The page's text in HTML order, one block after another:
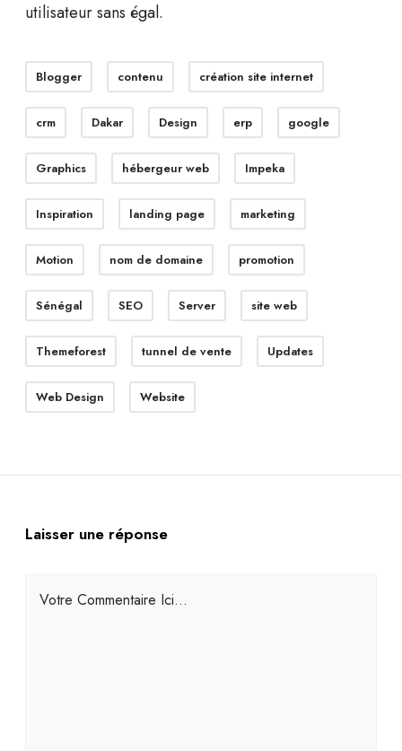
utilisateur sans égal.
Blogger contenu création site internet
crm Dakar Design erp google
Graphics hébergeur web Impeka
Inspiration landing page marketing
Motion nom de domaine promotion
Sénégal SEO Server site web
Themeforest tunnel de vente Updates
Web Design Website
Laisser une réponse
Votre Commentaire Ici...